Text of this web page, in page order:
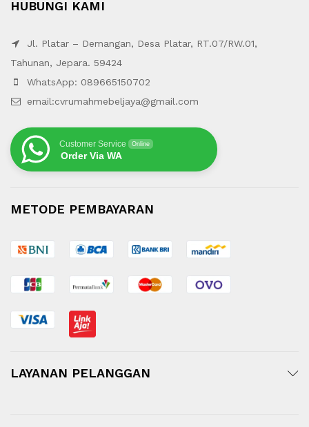
HUBUNGI KAMI
Jl. Platar – Demangan, Desa Platar, RT.07/RW.01,
Tahunan, Jepara. 59424
WhatsApp: 089665150702
email:cvrumahmebeljaya@gmail.com
Customer Service Online
Order Via WA
METODE PEMBAYARAN
LAYANAN PELANGGAN